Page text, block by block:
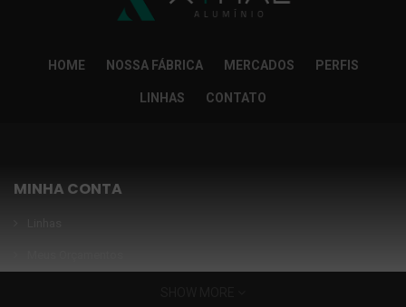
HOME NOSSA FÁBRICA MERCADOS PERFIS
LINHAS CONTATO
MINHA CONTA